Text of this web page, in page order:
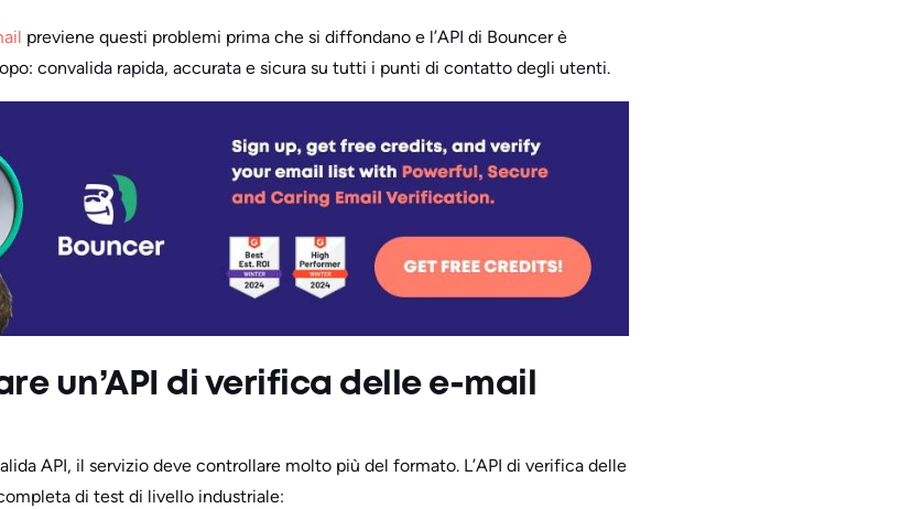
previene questi problemi prima che si diffondano e l’API di Bouncer è
convalida rapida, accurata e sicura su tutti i punti di contatto degli utenti.
un’API di verifica delle e-mail
API, il servizio deve controllare molto più del formato. L’API di verifica delle
di test di livello industriale: